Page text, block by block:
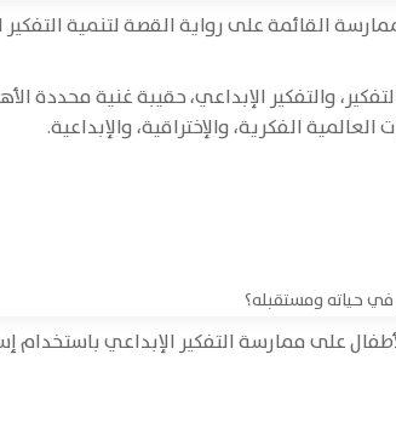
القائمة على رواية القصة لتنمية
والتفكير الإبداعي، حقيبة غنية محددة
الفكرية، والإختراقية، والإبداعية.
حياته ومستقبله؟
على ممارسة التفكير الإبداعي باستخدام